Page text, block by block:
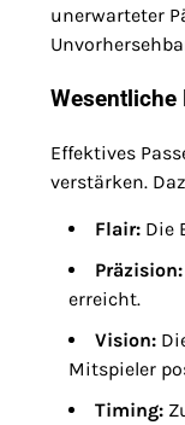
unerwarteter
Wesentliche
Effektives
verstärken.
Flair: Die
Präzision:
erreicht.
Vision:
Mitspieler
Timing: